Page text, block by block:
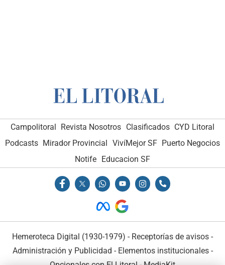
Campolitoral Revista Nosotros Clasificados CYD Litoral
Podcasts Mirador Provincial VivíMejor SF Puerto Negocios
Notife
Educacion SF
Hemeroteca Digital (1930-1979) - Receptorías de avisos -
Administración y Publicidad - Elementos institucionales-